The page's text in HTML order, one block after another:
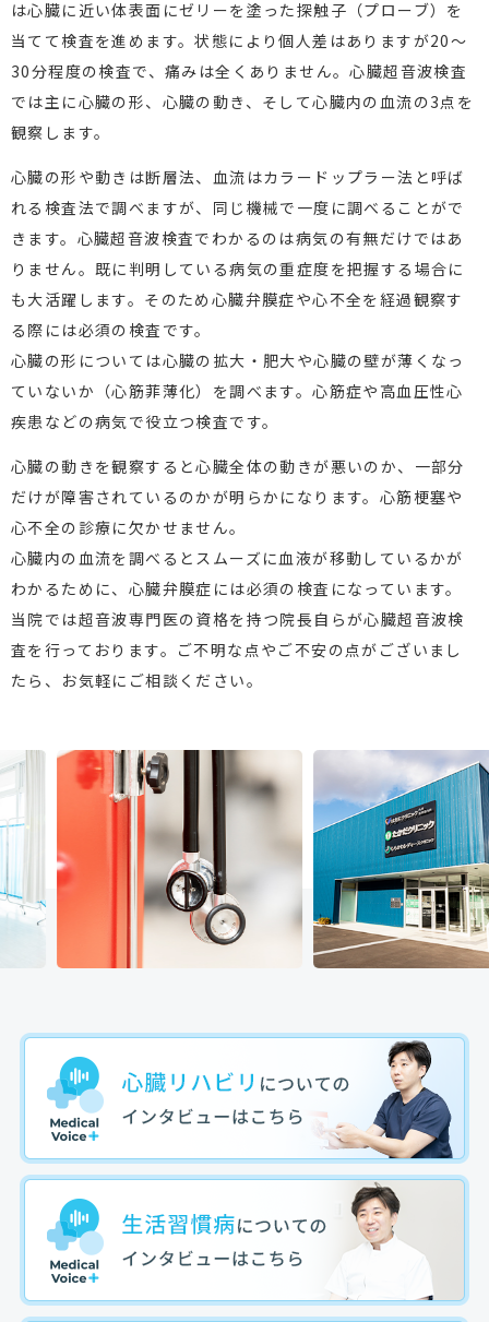
は心臓に近い体表面にゼリーを塗った探触子（プローブ）を
当てて検査を進めます。状態により個人差はありますが20～
30分程度の検査で、痛みは全くありません。心臓超音波検査
では主に心臓の形、心臓の動き、そして心臓内の血流の3点を
観察します。
心臓の形や動きは断層法、血流はカラードップラー法と呼ば
れる検査法で調べますが、同じ機械で一度に調べることがで
きます。心臓超音波検査でわかるのは病気の有無だけではあ
りません。既に判明している病気の重症度を把握する場合に
も大活躍します。そのため心臓弁膜症や心不全を経過観察す
る際には必須の検査です。
心臓の形については心臓の拡大・肥大や心臓の壁が薄くなっ
ていないか（心筋菲薄化）を調べます。心筋症や高血圧性心
疾患などの病気で役立つ検査です。
心臓の動きを観察すると心臓全体の動きが悪いのか、一部分
だけが障害されているのかが明らかになります。心筋梗塞や
心不全の診療に欠かせません。
心臓内の血流を調べるとスムーズに血液が移動しているかが
わかるために、心臓弁膜症には必須の検査になっています。
当院では超音波専門医の資格を持つ院長自らが心臓超音波検
査を行っております。ご不明な点やご不安の点がございまし
たら、お気軽にご相談ください。
Previous Next